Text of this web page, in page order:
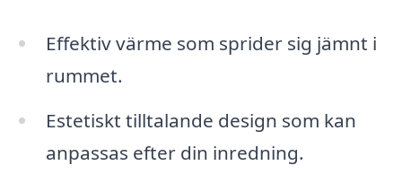
Effektiv värme som sprider sig jämnt i
rummet.
Estetiskt tilltalande design som kan
anpassas efter din inredning.